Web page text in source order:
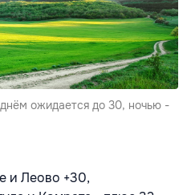
ожидается до 30, ночью -
и Леово +30,